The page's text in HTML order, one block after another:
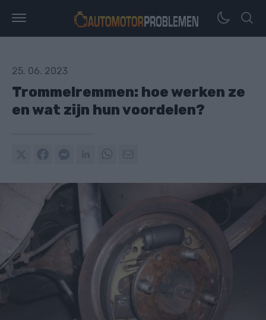
25. 06. 2023
Trommelremmen: hoe werken ze
en wat zijn hun voordelen?